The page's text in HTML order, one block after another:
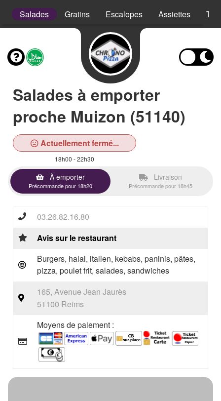
Salades Gratins Escalopes Assiettes Tex
Salades à emporter
proche Muizon (51140)
Actuellement fermé...
18h00 - 22h30
À emporter
Précommande pour 18h20
Livraison
Précommande pour 18h45
03.26.82.16.80
Avis sur le restaurant
Burgers, halal, italien, kebabs, paninis, pâtes,
pizza, poulet frit, salades, sandwiches
165, Avenue Jean Jaurès
51100 Reims
Moyens de paiement :